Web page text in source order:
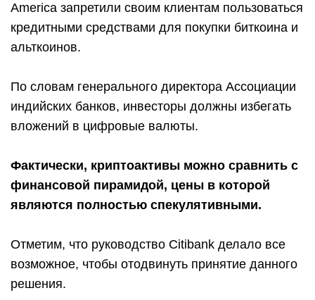
America запретили своим клиентам пользоваться
кредитными средствами для покупки биткоина и
альткоинов.
По словам генерального директора Ассоциации
индийских банков, инвесторы должны избегать
вложений в цифровые валюты.
Фактически, криптоактивы можно сравнить с
финансовой пирамидой, цены в которой
являются полностью спекулятивными.
Отметим, что руководство Citibank делало все
возможное, чтобы отодвинуть принятие данного
решения.